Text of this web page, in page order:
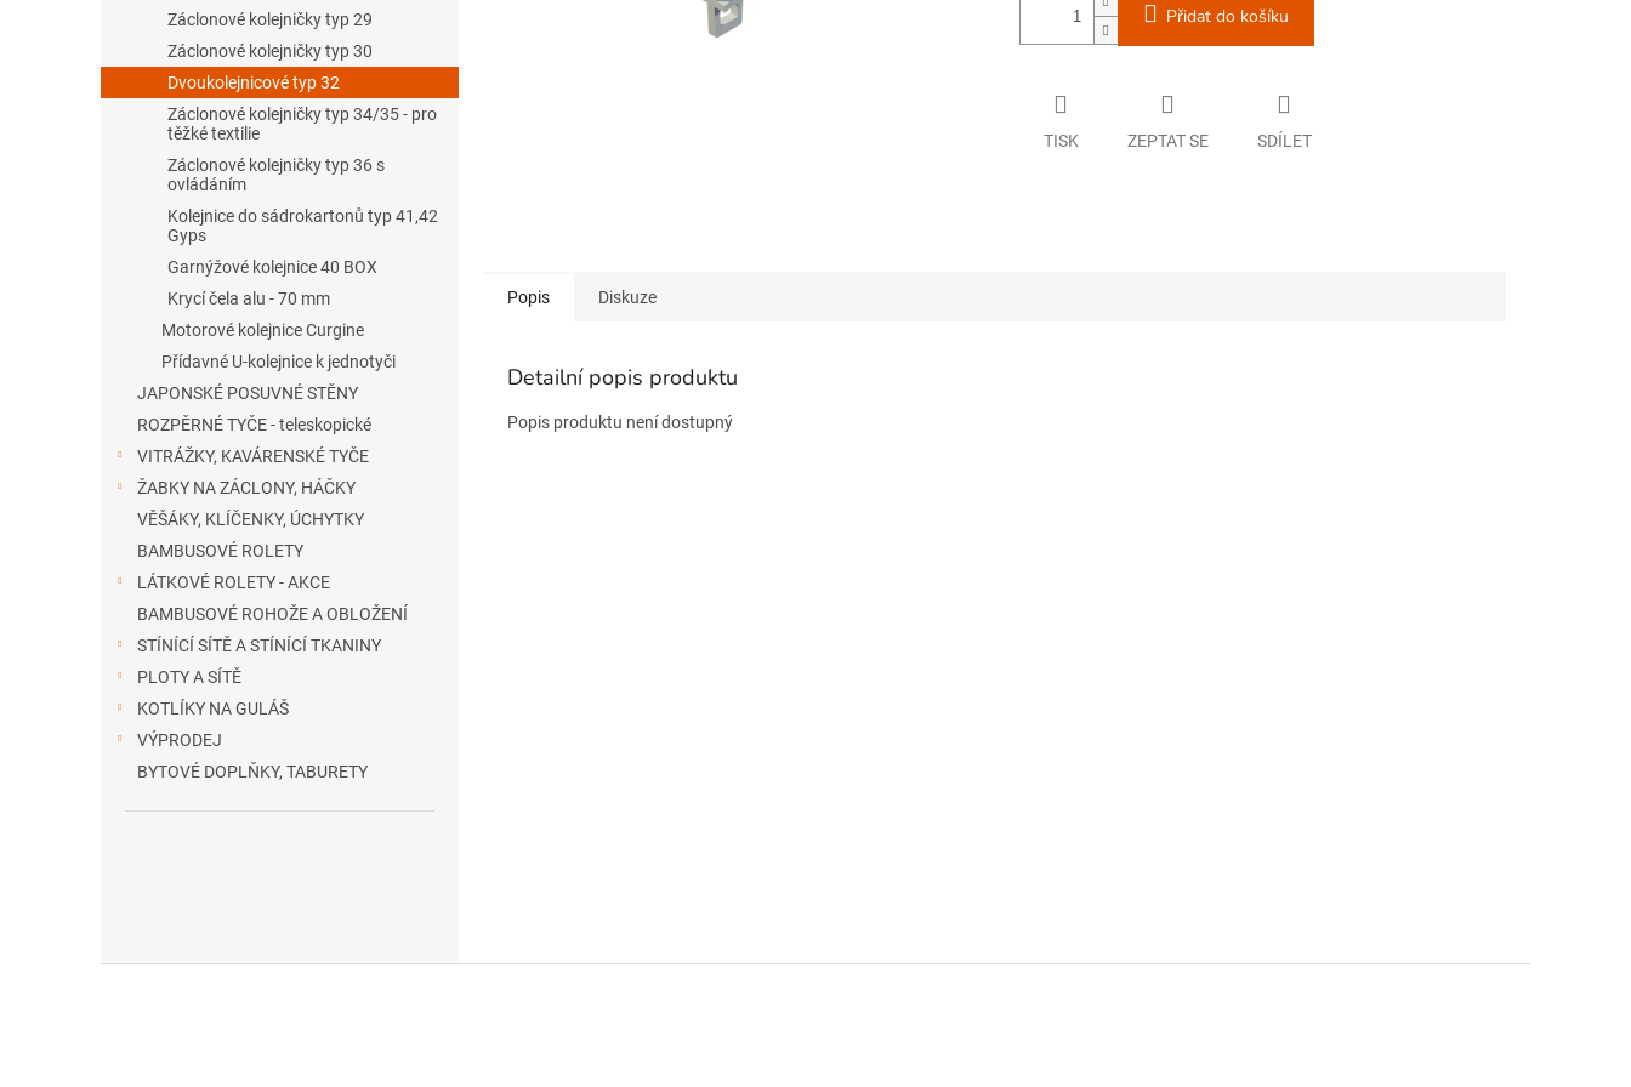
l
Záclonové kolejničky typ 29
Záclonové kolejničky typ 30
Dvoukolejnicové typ 32
Záclonové kolejničky typ 34/35 - pro
těžké textilie
Záclonové kolejničky typ 36 s
ovládáním
Kolejnice do sádrokartonů typ 41,42
Gyps
Garnýžové kolejnice 40 BOX
Krycí čela alu - 70 mm
Motorové kolejnice Curgine
Přídavné U-kolejnice k jednotyči
JAPONSKÉ POSUVNÉ STĚNY
ROZPĚRNÉ TYČE - teleskopické
VITRÁŽKY, KAVÁRENSKÉ TYČE
ŽABKY NA ZÁCLONY, HÁČKY
VĚŠÁKY, KLÍČENKY, ÚCHYTKY
BAMBUSOVÉ ROLETY
LÁTKOVÉ ROLETY - AKCE
BAMBUSOVÉ ROHOŽE A OBLOŽENÍ
STÍNÍCÍ SÍTĚ A STÍNÍCÍ TKANINY
PLOTY A SÍTĚ
KOTLÍKY NA GULÁŠ
VÝPRODEJ
BYTOVÉ DOPLŇKY, TABURETY
Přidat do košíku
TISK ZEPTAT SE SDÍLET
Popis Diskuze
Detailní popis produktu
Popis produktu není dostupný